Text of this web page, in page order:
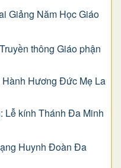
Giảng Năm Học Giáo
thông Giáo phận
Hương Đức Mẹ La
Lễ kính Thánh Đa Minh
Huynh Đoàn Đa